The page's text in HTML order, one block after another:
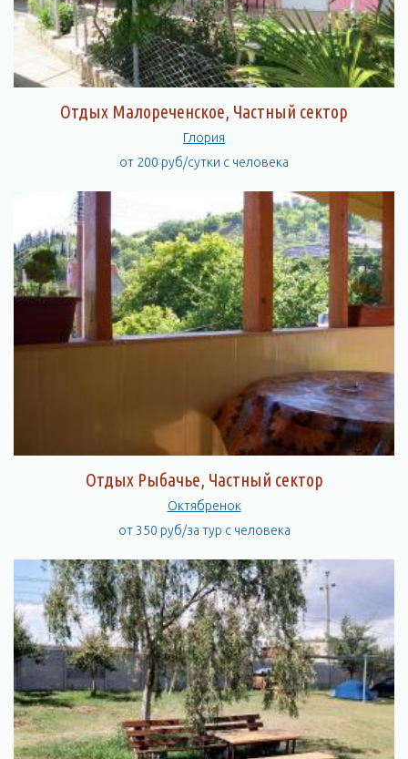
Отдых Малореченское, Частный сектор
Глория
от 200 руб/сутки с человека
Отдых Рыбачье, Частный сектор
Октябренок
от 350 руб/за тур с человека